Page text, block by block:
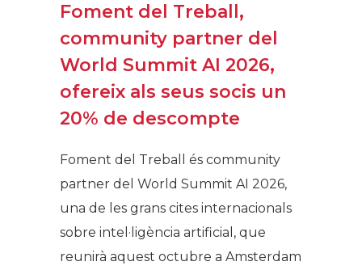
Foment del Treball,
community partner del
World Summit AI 2026,
ofereix als seus socis un
20% de descompte
Foment del Treball és community
partner del World Summit AI 2026,
una de les grans cites internacionals
sobre intel·ligència artificial, que
reunirà aquest octubre a Amsterdam